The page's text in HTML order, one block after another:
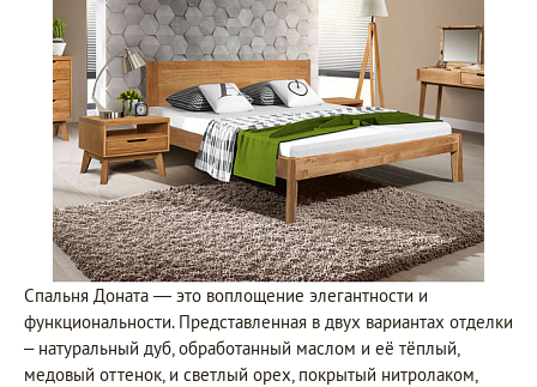
Спальня Доната — это воплощение элегантности и
функциональности. Представленная в двух вариантах отделки
– натуральный дуб, обработанный маслом и её тёплый,
медовый оттенок, и светлый орех, покрытый нитролаком,